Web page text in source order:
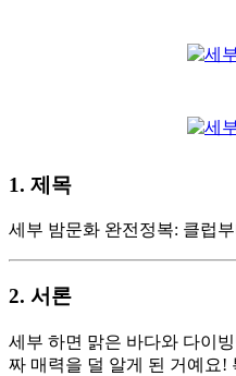
1. 제목
세부 밤문화 완전정복: 클럽
2. 서론
세부 하면 맑은 바다와 다이
짜 매력을 덜 알게 된 거예요!